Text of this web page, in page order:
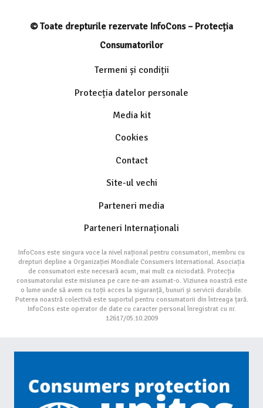
© Toate drepturile rezervate InfoCons – Protecția
Consumatorilor
Termeni și condiții
Protecția datelor personale
Media kit
Cookies
Contact
Site-ul vechi
Parteneri media
Parteneri Internaționali
InfoCons este singura voce la nivel național pentru consumatori, membru cu
drepturi depline a Organizației Mondiale Consumers International. Asociația
de consumatori este necesară acum, mai mult ca niciodată. Protecția
consumatorului este misiunea pe care ne-am asumat-o. Viziunea noastră este
o lume unde să avem cu toții acces la siguranță, bunuri și servicii durabile.
Puterea noastră colectivă este suportul pentru consumatorii din întreaga țară.
InfoCons este operator de date cu caracter personal înregistrat cu nr.
12617/05.10.2009